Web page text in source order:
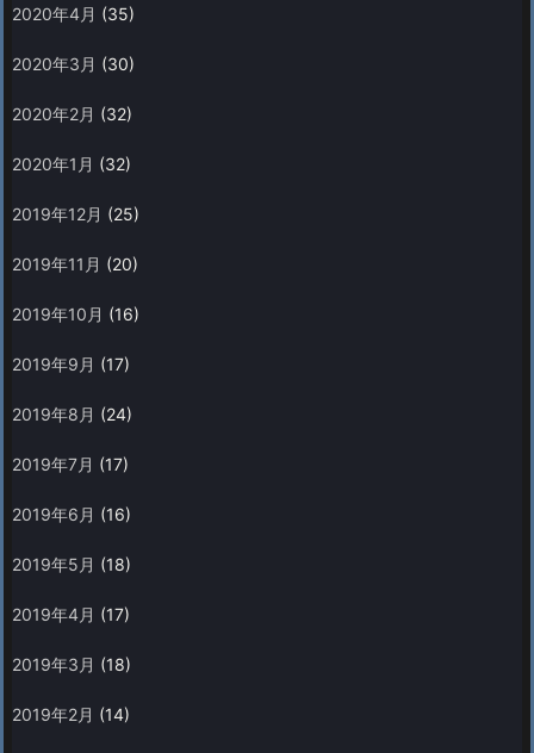
2020年4月 (35)
2020年3月 (30)
2020年2月 (32)
2020年1月 (32)
2019年12月 (25)
2019年11月 (20)
2019年10月 (16)
2019年9月 (17)
2019年8月 (24)
2019年7月 (17)
2019年6月 (16)
2019年5月 (18)
2019年4月 (17)
2019年3月 (18)
2019年2月 (14)